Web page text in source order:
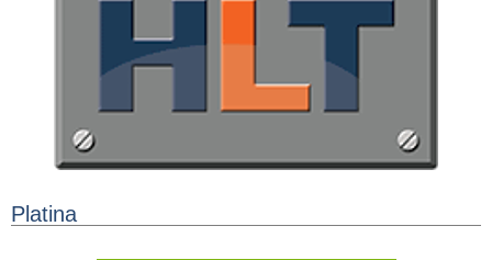
Platina